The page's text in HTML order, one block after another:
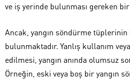
ve iş yerinde bulunması gereken
Ancak, yangın söndürme tüplerinin
bulunmaktadır. Yanlış kullanım
edilmesi, yangın anında olumsuz
Örneğin, eski veya boş bir yangın